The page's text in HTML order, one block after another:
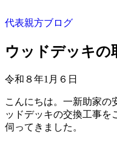
代表親方ブログ
ウッドデッキの
令和８年1月６日
こんにちは。一新助家の
ッドデッキの交換工事を
伺ってきました。